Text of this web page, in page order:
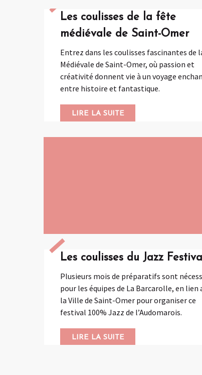
Les coulisses de la fête
médiévale de Saint-Omer
Entrez dans les coulisses fascinantes de
Médiévale de Saint-Omer, où passion et
créativité donnent vie à un voyage
entre histoire et fantastique.
LIRE LA SUITE
Les coulisses du Jazz Festival
Plusieurs mois de préparatifs sont
pour les équipes de La Barcarolle, en lien
la Ville de Saint-Omer pour organiser ce
festival 100% Jazz de l’Audomarois.
LIRE LA SUITE